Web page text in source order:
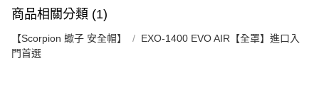
商品相關分類 (1)
【Scorpion 蠍子 安全帽】
EXO-1400 EVO AIR【全罩】進口入
門首選